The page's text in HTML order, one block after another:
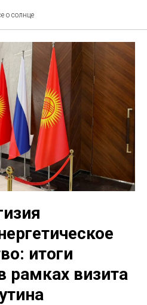
о солнце
итоги
рамках визита